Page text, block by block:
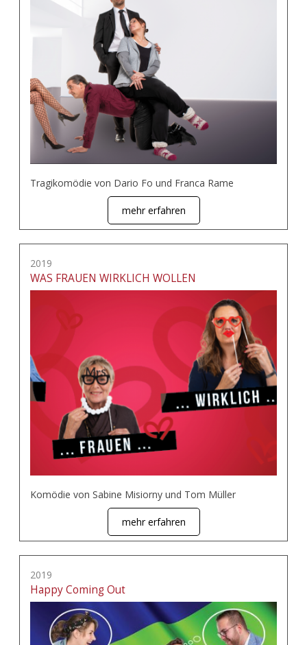
Tragikomödie von Dario Fo und Franca Rame
mehr erfahren
2019
WAS FRAUEN WIRKLICH WOLLEN
Komödie von Sabine Misiorny und Tom Müller
mehr erfahren
2019
Happy Coming Out